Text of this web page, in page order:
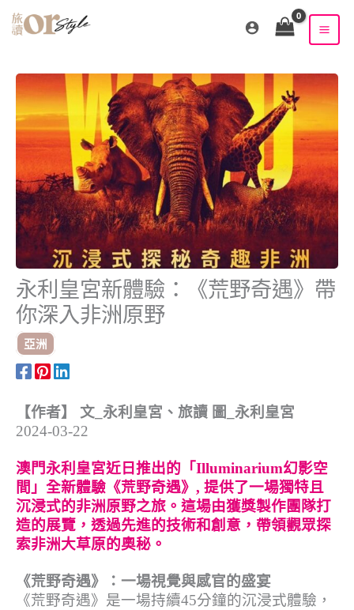
永利皇宮新體驗：《荒野奇遇》帶
你深入非洲原野
亞洲
【作者】 文_永利皇宮、旅讀 圖_永利皇宮
2024-03-22
澳門永利皇宮近日推出的「Illuminarium幻影空
間」全新體驗《荒野奇遇》, 提供了一場獨特且
沉浸式的非洲原野之旅。這場由獲獎製作團隊打
造的展覽，透過先進的技術和創意，帶領觀眾探
索非洲大草原的奧秘。
《荒野奇遇》：一場視覺與感官的盛宴
《荒野奇遇》是一場持續45分鐘的沉浸式體驗，